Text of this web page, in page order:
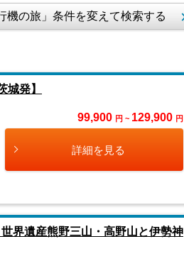
の旅」条件を変えて検索する
発】
99,900 円 ~ 129,900 円
詳細を見る
界遺産熊野三山・高野山と伊勢神